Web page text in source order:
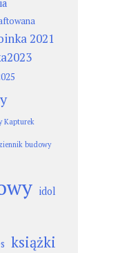
2021
Kapturek
budowy
idol
książki